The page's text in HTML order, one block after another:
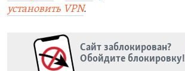
установить VPN.
Сайт заблокирован?
Обойдите блокировку!